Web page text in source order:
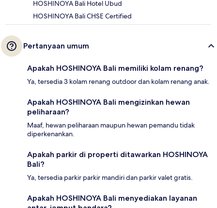
HOSHINOYA Bali Hotel Ubud
HOSHINOYA Bali CHSE Certified
Pertanyaan umum
Apakah HOSHINOYA Bali memiliki kolam renang?
Ya, tersedia 3 kolam renang outdoor dan kolam renang anak.
Apakah HOSHINOYA Bali mengizinkan hewan
peliharaan?
Maaf, hewan peliharaan maupun hewan pemandu tidak
diperkenankan.
Apakah parkir di properti ditawarkan HOSHINOYA
Bali?
Ya, tersedia parkir parkir mandiri dan parkir valet gratis.
Apakah HOSHINOYA Bali menyediakan layanan